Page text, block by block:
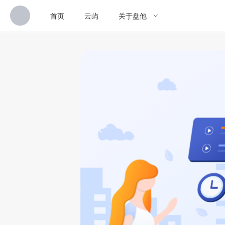
首页 云屿 关于盘他